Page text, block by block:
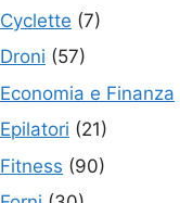
Cyclette (7)
Droni (57)
Economia e Finanza
Epilatori (21)
Fitness (90)